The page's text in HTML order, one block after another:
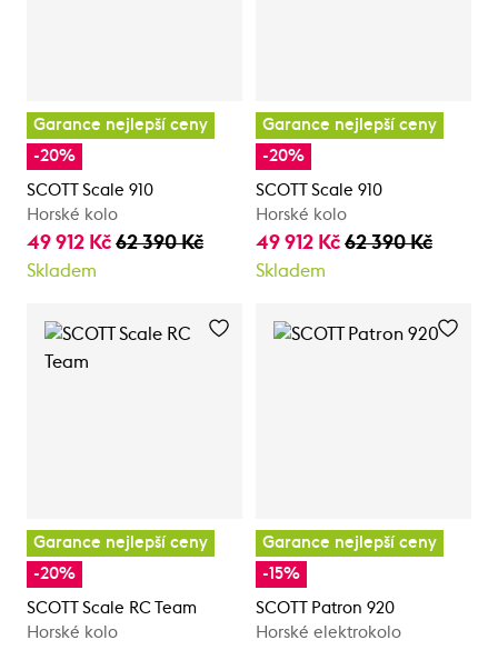
Garance nejlepší ceny
-20%
SCOTT Scale 910
Horské kolo
49 912 Kč 62 390 Kč
Skladem
Garance nejlepší ceny
-20%
SCOTT Scale 910
Horské kolo
49 912 Kč 62 390 Kč
Skladem
Garance nejlepší ceny
-20%
SCOTT Scale RC Team
Horské kolo
Garance nejlepší ceny
-15%
SCOTT Patron 920
Horské elektrokolo